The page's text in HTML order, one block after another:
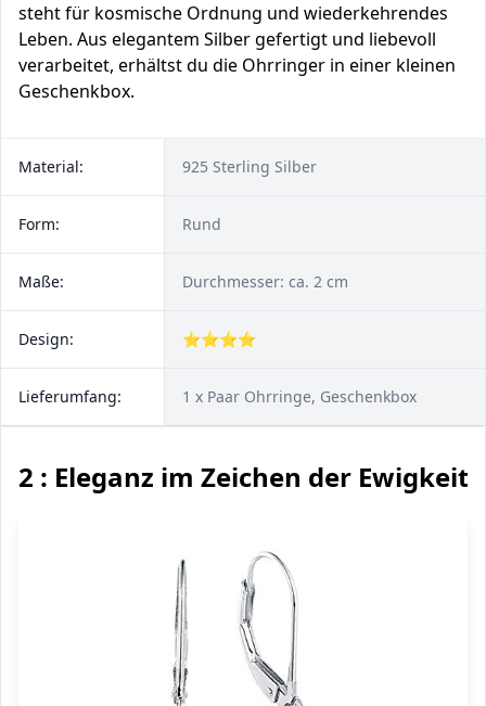
steht für kosmische Ordnung und wiederkehrendes
Leben. Aus elegantem Silber gefertigt und liebevoll
verarbeitet, erhältst du die Ohrringer in einer kleinen
Geschenkbox.
Material: 925 Sterling Silber
Form: Rund
Maße: Durchmesser: ca. 2 cm
Design: ⭐⭐⭐⭐
Lieferumfang: 1 x Paar Ohrringe, Geschenkbox
2 : Eleganz im Zeichen der Ewigkeit